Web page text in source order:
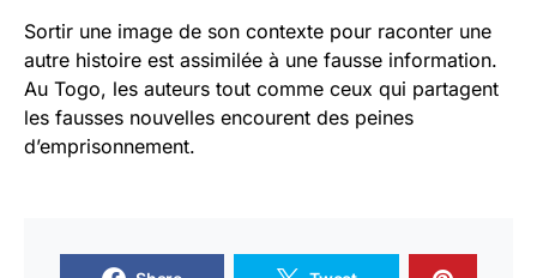
Sortir une image de son contexte pour raconter une
autre histoire est assimilée à une fausse information.
Au Togo, les auteurs tout comme ceux qui partagent
les fausses nouvelles encourent des peines
d’emprisonnement.